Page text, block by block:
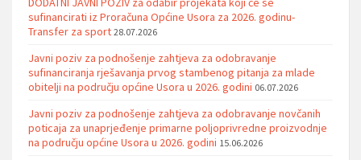
sufinancirati iz Proračuna Općine Usora za 2026. godinu-
Transfer za sport 28.07.2026
Javni poziv za podnošenje zahtjeva za odobravanje
sufinanciranja rješavanja prvog stambenog pitanja za mlade
obitelji na području općine Usora u 2026. godini 06.07.2026
Javni poziv za podnošenje zahtjeva za odobravanje novčanih
poticaja za unaprjeđenje primarne poljoprivredne proizvodnje
na području općine Usora u 2026. godini 15.06.2026